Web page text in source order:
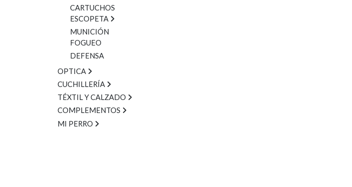
CARTUCHOS
ESCOPETA
MUNICIÓN
FOGUEO
DEFENSA
OPTICA
CUCHILLERÍA
TÉXTIL Y CALZADO
COMPLEMENTOS
MI PERRO